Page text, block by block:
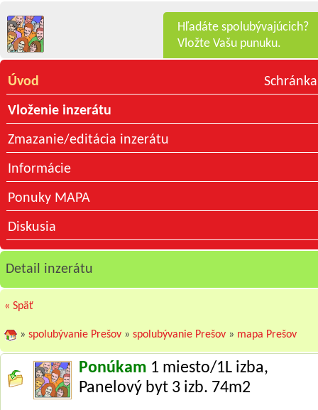
Hľadáte spolubývajúcich?
Vložte Vašu punuku.
Úvod
Vloženie inzerátu
Zmazanie/editácia inzerátu
Informácie
Ponuky MAPA
Diskusia
Detail inzerátu
« Späť
»spolubývanie Prešov »spolubývanie Prešov » mapa Prešov
Ponúkam 1 miesto/1L izba,
Panelový byt 3 izb. 74m2